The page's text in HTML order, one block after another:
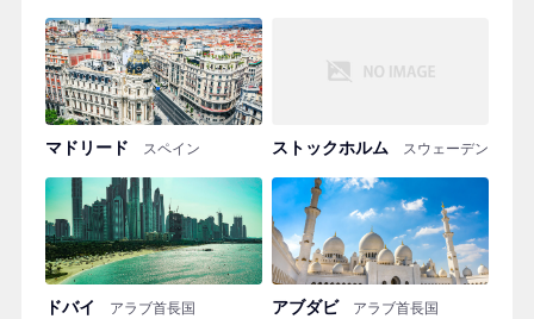
マドリード スペイン ストックホルム スウェーデン
ドバイ アラブ首長国 アブダビ アラブ首長国